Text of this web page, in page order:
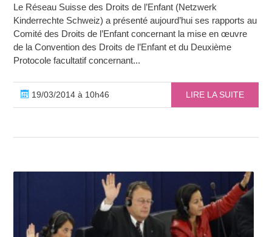
Le Réseau Suisse des Droits de l’Enfant (Netzwerk
Kinderrechte Schweiz) a présenté aujourd’hui ses rapports au
Comité des Droits de l’Enfant concernant la mise en œuvre
de la Convention des Droits de l’Enfant et du Deuxième
Protocole facultatif concernant...
19/03/2014 à 10h46 LIRE LA SUITE